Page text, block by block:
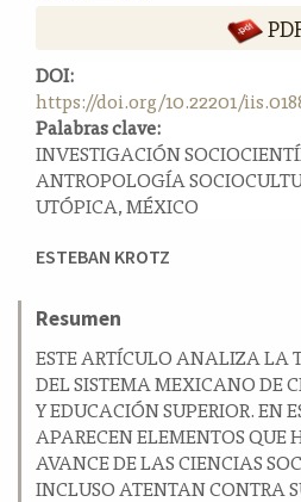
l
B
a
r
r
a
l
a
t
r
a
l
DOI:
https://doi.org/10.22201/
Palabras clave:
INVESTIGACIÓN
ANTROPOLOGÍA
UTÓPICA, MÉXICO
Contenido
del
artículo
ESTEBAN KROTZ
Resumen
ESTE ARTÍCULO ANALIZA LA
DEL SISTEMA MEXICANO DE
Y EDUCACIÓN SUPERIOR. EN
APARECEN ELEMENTOS QUE
AVANCE DE LAS CIENCIAS
INCLUSO ATENTAN CONTRA